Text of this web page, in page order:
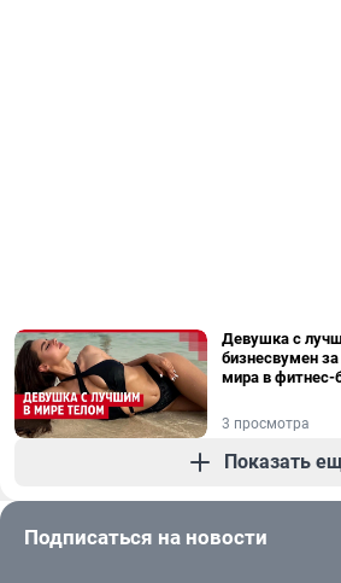
Девушка с
бизнесвумен
мира в фитнес-
3 просмотра
Показать
Подписаться на новости